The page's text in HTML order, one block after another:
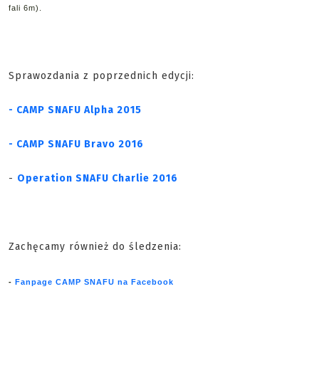
fali 6m).
Sprawozdania z poprzednich edycji:
- CAMP SNAFU Alpha 2015
- CAMP SNAFU Bravo 2016
- Operation SNAFU Charlie 2016
Zachęcamy również do śledzenia:
- Fanpage CAMP SNAFU na Facebook